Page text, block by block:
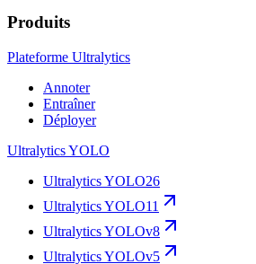
Produits
Plateforme Ultralytics
Annoter
Entraîner
Déployer
Ultralytics YOLO
Ultralytics YOLO26
Ultralytics YOLO11
Ultralytics YOLOv8
Ultralytics YOLOv5